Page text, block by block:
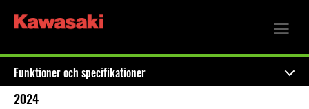
Funktioner och specifikationer
2024